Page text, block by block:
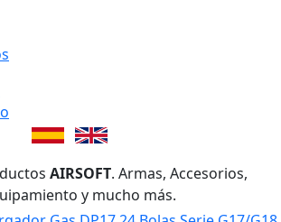
AIRSOFT. Armas, Accesorios,
y mucho más.